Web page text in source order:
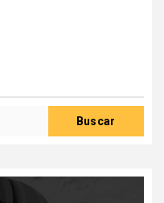
Buscar